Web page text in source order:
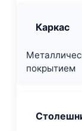
Каркас
покрытием